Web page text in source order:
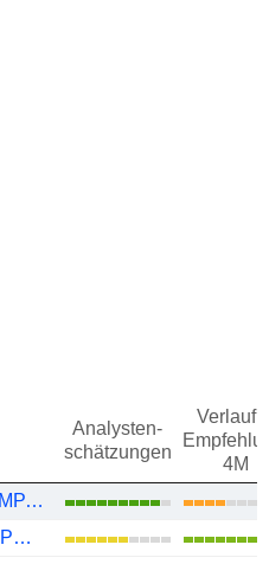
Analysten-
schätzungen
Verlauf
4M
HYUNDAI MOTOR COMPANY
TOYOTA MOTOR CORPORATION